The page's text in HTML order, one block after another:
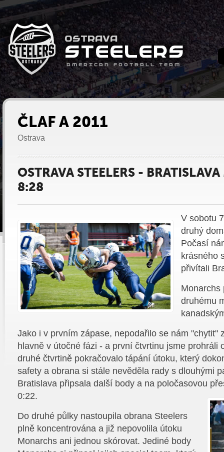
ČLAF A 2011
Ostrava
OSTRAVA STEELERS -
8:28
V sobotu
druhý
Počasí
krásného
přivítali
Monarchs
druhému
Jako i v prvním zápase, nepodařilo se nám "chytit"
hlavně v útočné fázi - a první čtvrtinu jsme prohráli
druhé čtvrtině pokračovalo tápání útoku, který
safety a obrana si stále nevěděla rady s dlouhými
Bratislava připsala další body a na poločasovou
0:22.
Do druhé půlky nastoupila obrana Steelers
plně koncentrována a již nepovolila útoku
Monarchs ani jednou skórovat. Jediné body